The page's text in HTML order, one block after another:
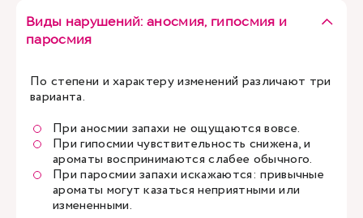
Виды нарушений: аносмия, гипосмия и
паросмия
По степени и характеру изменений различают три
варианта.
При аносмии запахи не ощущаются вовсе.
При гипосмии чувствительность снижена, и
ароматы воспринимаются слабее обычного.
При паросмии запахи искажаются: привычные
ароматы могут казаться неприятными или
измененными.